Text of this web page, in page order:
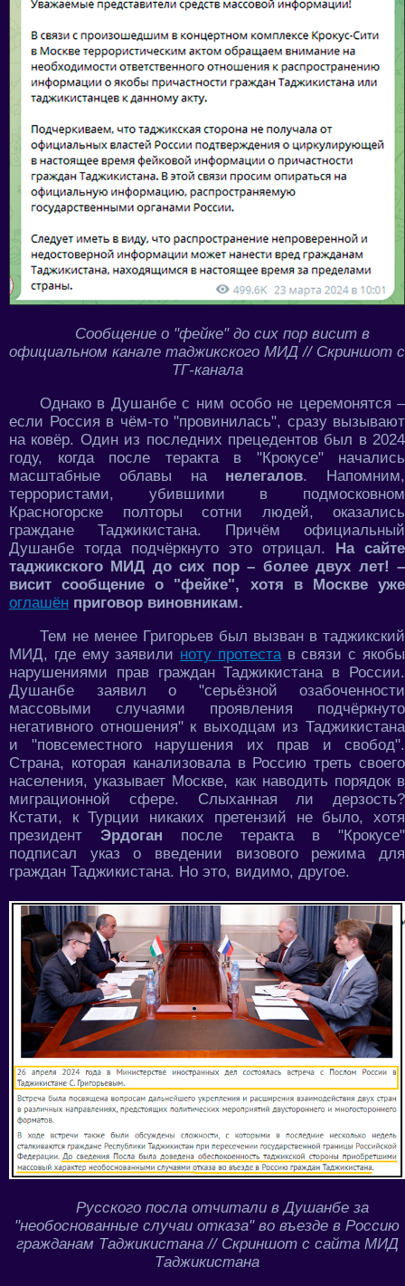
Сообщение о "фейке" до сих пор висит в
официальном канале таджикского МИД // Скриншот с
ТГ-канала
Однако в Душанбе с ним особо не церемонятся –
если Россия в чём-то "провинилась", сразу вызывают
на ковёр. Один из последних прецедентов был в 2024
году, когда после теракта в "Крокусе" начались
масштабные облавы на нелегалов. Напомним,
террористами, убившими в подмосковном
Красногорске полторы сотни людей, оказались
граждане Таджикистана. Причём официальный
Душанбе тогда подчёркнуто это отрицал. На сайте
таджикского МИД до сих пор – более двух лет! –
висит сообщение о "фейке", хотя в Москве уже
оглашён приговор виновникам.
Тем не менее Григорьев был вызван в таджикский
МИД, где ему заявили ноту протестав связи с якобы
нарушениями прав граждан Таджикистана в России.
Душанбе заявил о "серьёзной озабоченности
массовыми случаями проявления подчёркнуто
негативного отношения" к выходцам из Таджикистана
и "повсеместного нарушения их прав и свобод".
Страна, которая канализовала в Россию треть своего
населения, указывает Москве, как наводить порядок в
миграционной сфере. Слыханная ли дерзость?
Кстати, к Турции никаких претензий не было, хотя
президент Эрдоган после теракта в "Крокусе"
подписал указ о введении визового режима для
граждан Таджикистана. Но это, видимо, другое.
Русского посла отчитали в Душанбе за
"необоснованные случаи отказа" во въезде в Россию
гражданам Таджикистана // Скриншот с сайта МИД
Таджикистана